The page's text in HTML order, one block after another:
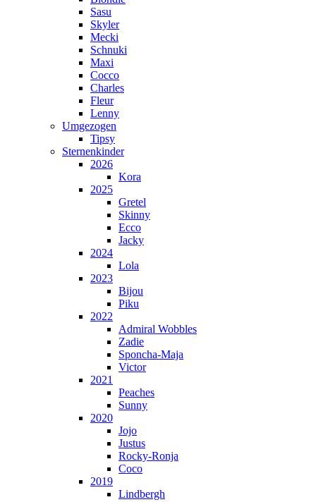
Sasu
Skyler
Mecki
Schnuki
Maxi
Cocco
Charles
Fleur
Lenny
Umgezogen
Tipsy
Sternenkinder
2026
Kora
2025
Gretel
Skinny
Ecco
Jacky
2024
Lola
2023
Bijou
Piku
2022
Admiral Wobbles
Zadie
Sponcha-Maja
Victor
2021
Peaches
Sunny
2020
Jojo
Justus
Rocky-Ronja
Coco
2019
Lindbergh